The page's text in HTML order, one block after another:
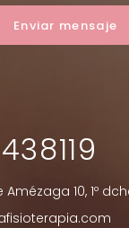
10, 1º